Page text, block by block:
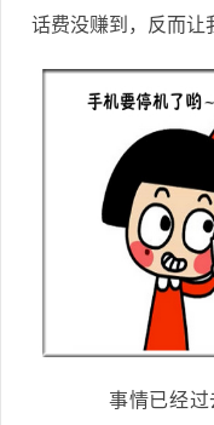
话费没赚到，反而让
事情已经过